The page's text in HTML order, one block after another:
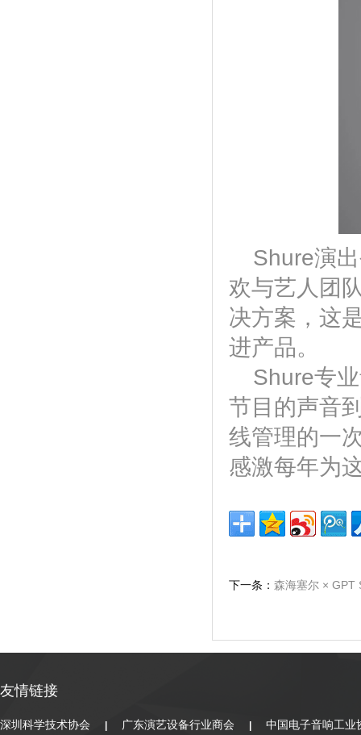
Shure演
欢与艺人团
决方案，这
进产品。
Shure专
节目的声音
线管理的一
感激每年为
下一条： 森海塞尔 × GPT
友情链接
深圳科学技术协会 广东演艺设备行业商会 中国电子音响工业